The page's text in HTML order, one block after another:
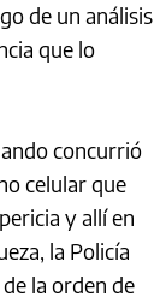
de un análisis
que lo
concurrió
celular que
y allí en
la Policía
la orden de